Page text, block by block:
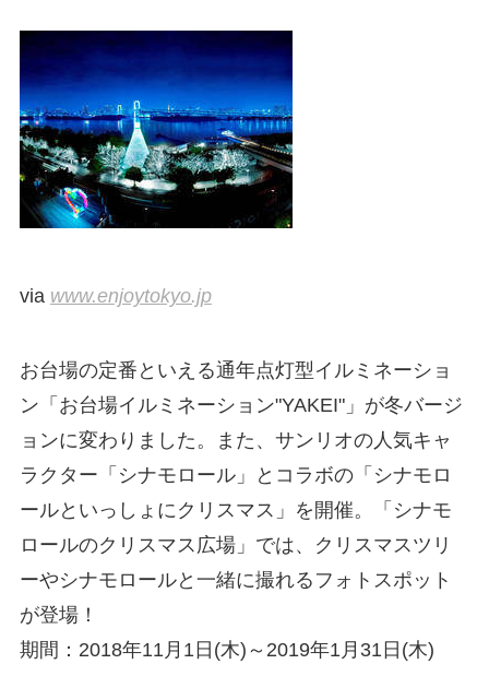
via www.enjoytokyo.jp
お台場の定番といえる通年点灯型イルミネーショ
ン「お台場イルミネーション"YAKEI"」が冬バージ
ョンに変わりました。また、サンリオの人気キャ
ラクター「シナモロール」とコラボの「シナモロ
ールといっしょにクリスマス」を開催。「シナモ
ロールのクリスマス広場」では、クリスマスツリ
ーやシナモロールと一緒に撮れるフォトスポット
が登場！
期間：2018年11月1日(木)～2019年1月31日(木)